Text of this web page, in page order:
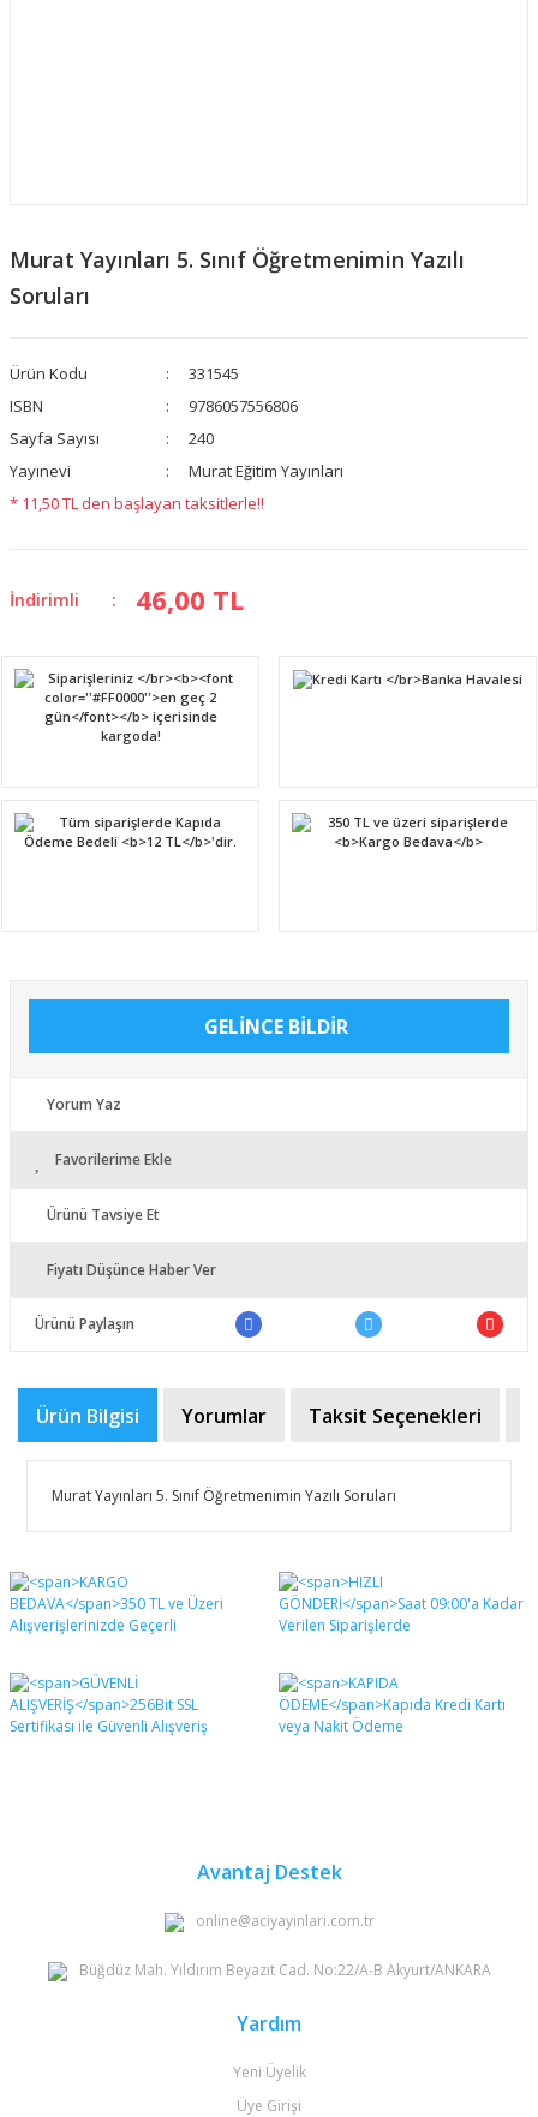
Murat Yayınları 5. Sınıf Öğretmenimin Yazılı
Soruları
Ürün Kodu
331545
ISBN
9786057556806
Sayfa Sayısı
240
Yayınevi
Murat Eğitim Yayınları
* 11,50 TL den başlayan taksitlerle!!
İndirimli 46,00 TL
GELİNCE BİLDİR
Yorum Yaz
Favorilerime Ekle
Ürünü Tavsiye Et
Fiyatı Düşünce Haber Ver
Ürünü Paylaşın
Ürün Bilgisi Yorumlar Taksit Seçenekleri
Murat Yayınları 5. Sınıf Öğretmenimin Yazılı Soruları
Bu ürüne ilk yorumu siz yapın!
Yorum Yaz
Bu ürünün fiyat bilgisi, resim, ürün açıklamalarında ve
diğer konularda yetersiz gördüğünüz noktaları öneri
formunu kullanarak tarafımıza iletebilirsiniz.
Görüş ve önerileriniz için teşekkür ederiz.
Ürün resmi kalitesiz, bozuk veya görüntülenemiyor.
Ürün açıklamasında eksik bilgiler bulunuyor.
Avantaj Destek
online@aciyayinlari.com.tr
Büğdüz Mah. Yıldırım Beyazıt Cad. No:22/A-B Akyurt/ANKARA
Yardım
Yeni Üyelik
Üye Girişi